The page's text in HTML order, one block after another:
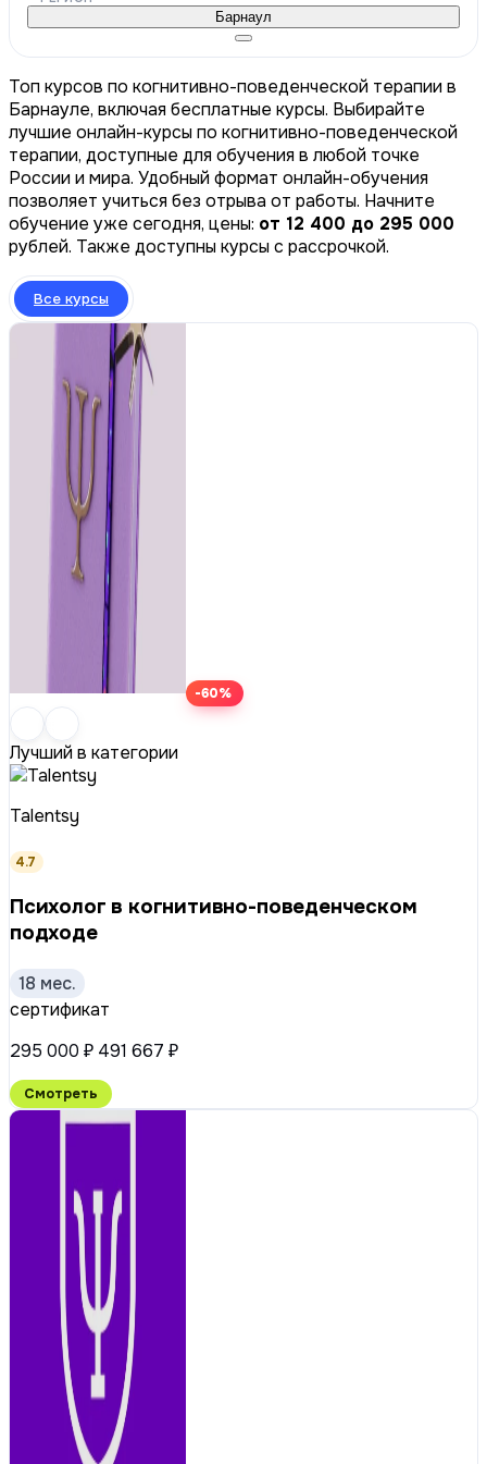
Барнаул
Топ курсов по когнитивно-поведенческой терапии в
Барнауле, включая бесплатные курсы. Выбирайте
лучшие онлайн-курсы по когнитивно-поведенческой
терапии, доступные для обучения в любой точке
России и мира. Удобный формат онлайн-обучения
позволяет учиться без отрыва от работы. Начните
обучение уже сегодня, цены: от 12 400 до 295 000
рублей. Также доступны курсы с рассрочкой.
Все курсы
-60%
Лучший в категории
Talentsy
4.7
Психолог в когнитивно-поведенческом
подходе
18 мес.
сертификат
295 000 ₽ 491 667 ₽
Смотреть